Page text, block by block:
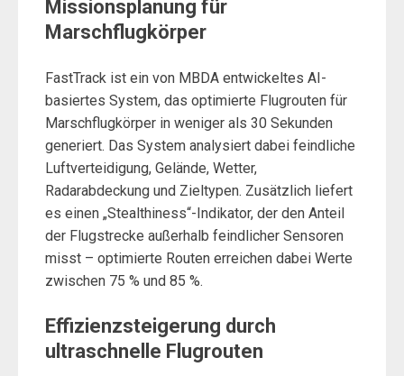
Missionsplanung für
Marschflugkörper
FastTrack ist ein von MBDA entwickeltes AI-
basiertes System, das optimierte Flugrouten für
Marschflugkörper in weniger als 30 Sekunden
generiert. Das System analysiert dabei feindliche
Luftverteidigung, Gelände, Wetter,
Radarabdeckung und Zieltypen. Zusätzlich liefert
es einen „Stealthiness“-Indikator, der den Anteil
der Flugstrecke außerhalb feindlicher Sensoren
misst – optimierte Routen erreichen dabei Werte
zwischen 75 % und 85 %.
Effizienzsteigerung durch
ultraschnelle Flugrouten